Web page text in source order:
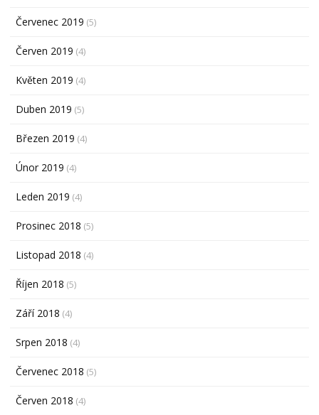
Červenec 2019 (5)
Červen 2019 (4)
Květen 2019 (4)
Duben 2019 (5)
Březen 2019 (4)
Únor 2019 (4)
Leden 2019 (4)
Prosinec 2018 (5)
Listopad 2018 (4)
Říjen 2018 (5)
Září 2018 (4)
Srpen 2018 (4)
Červenec 2018 (5)
Červen 2018 (4)